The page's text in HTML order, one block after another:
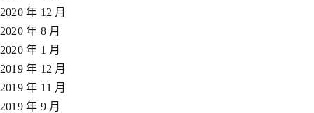
2020 年 12 月
2020 年 8 月
2020 年 1 月
2019 年 12 月
2019 年 11 月
2019 年 9 月